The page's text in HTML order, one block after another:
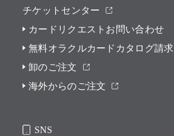
チケットセンター
カードリクエストお問い合わせ
無料オラクルカードカタログ請求
卸のご注文
海外からのご注文
SNS